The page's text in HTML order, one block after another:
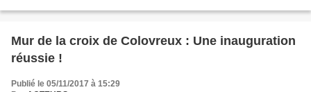
Mur de la croix de Colovreux : Une inauguration
réussie !
Publié le 05/11/2017 à 15:29